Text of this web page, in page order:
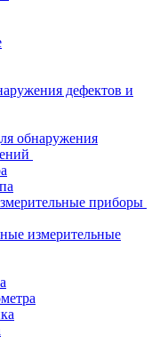
дефектов и
обнаружения
приборы
измерительные